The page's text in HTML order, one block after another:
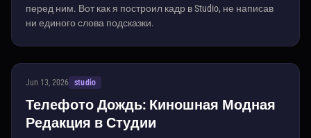
перед ним. Вот как я построил кадр в Studio, не написав
ни единого слова подсказки.
Jun 13, 2026 studio
Телефото Дождь: Киношная Модная
Редакция в Студии